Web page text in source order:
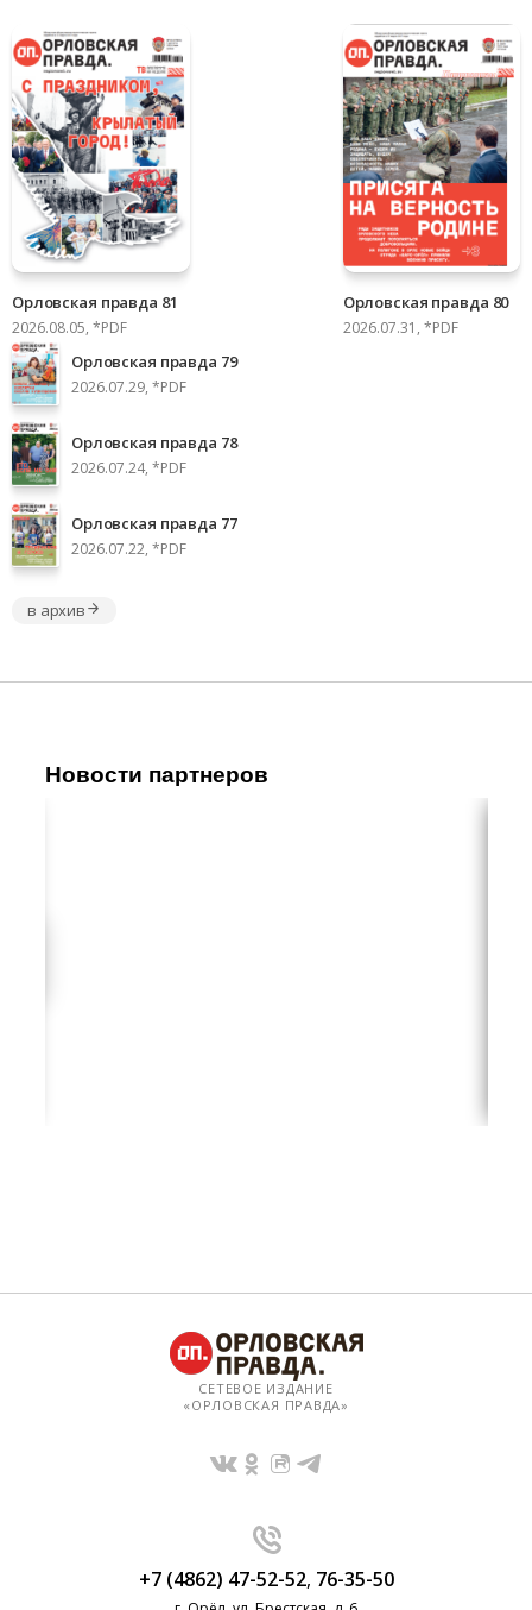
Орловская правда 81
2026.08.05, *PDF
Орловская правда 80
2026.07.31, *PDF
Орловская правда 79
2026.07.29, *PDF
Орловская правда 78
2026.07.24, *PDF
Орловская правда 77
2026.07.22, *PDF
в архив
Новости партнеров
СЕТЕВОЕ ИЗДАНИЕ
«ОРЛОВСКАЯ ПРАВДА»
+7 (4862) 47-52-52, 76-35-50